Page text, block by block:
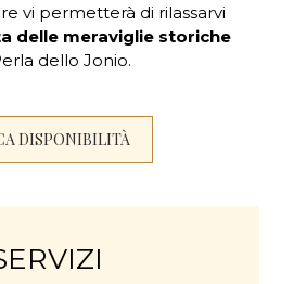
vi permetterà di rilassarvi
delle meraviglie storiche
dello Jonio.
DISPONIBILITÀ